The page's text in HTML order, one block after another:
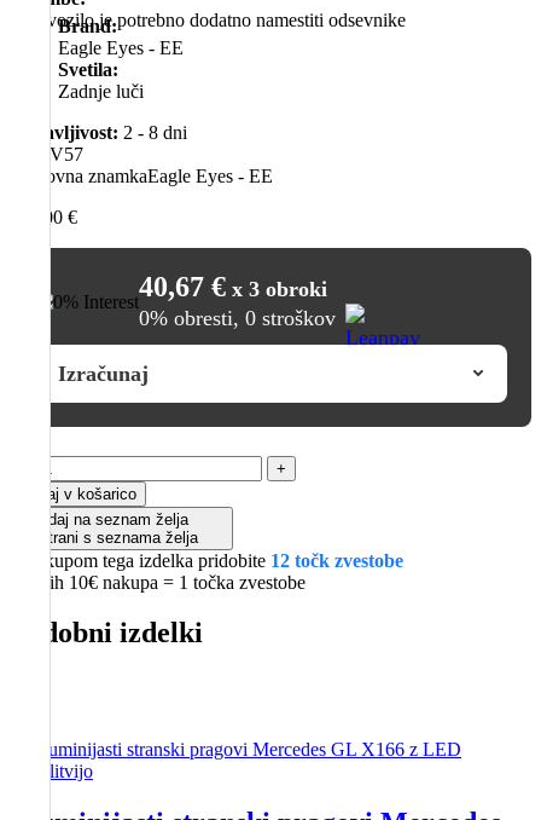
– na vozilo je potrebno dodatno namestiti odsevnike
Brand:
Eagle Eyes - EE
Svetila:
Zadnje luči
Dobavljivost: 2 - 8 dni
V57
Blagovna znamkaEagle Eyes - EE
122,00 €
40,67 € x 3 obroki
0% obresti, 0 stroškov
Izračunaj
lexus
luči
Mercedes
W210
Limo
95-
02
+
Dodaj v košarico
Dodaj na seznam želja
Odstrani s seznama želja
Z nakupom tega izdelka pridobite 12 točk zvestobe
Vsakih 10€ nakupa = 1 točka zvestobe
Podobni izdelki